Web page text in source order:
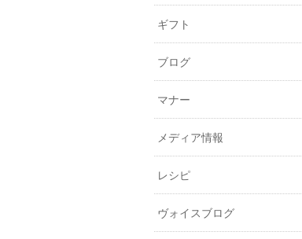
ギフト
ブログ
マナー
メディア情報
レシピ
ヴォイスブログ